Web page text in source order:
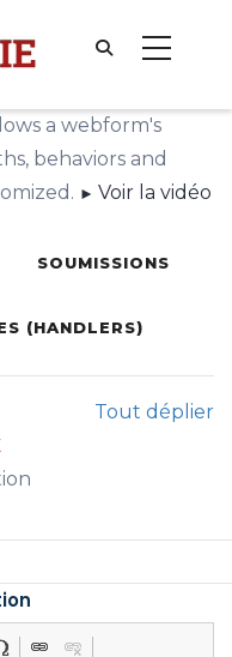
a webform's
behaviors and
Voir la vidéo
SOUMISSIONS
(HANDLERS)
Tout déplier